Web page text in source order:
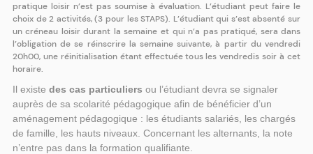
pratique loisir n’est pas soumise à évaluation. L’étudiant peut faire le
choix de 2 activités, (3 pour les STAPS). L’étudiant qui s’est absenté sur
un créneau loisir durant la semaine et qui n’a pas pratiqué, sera dans
l’obligation de se réinscrire la semaine suivante,à partir du vendredi
20h00, une réinitialisation étant effectuée tous les vendredis soir à cet
horaire.
Il existe des cas particuliers ou l’étudiant devra se signaler
auprès de sa scolarité pédagogique afin de bénéficier d’un
aménagement pédagogique : les étudiants salariés, les chargés
de famille, les hauts niveaux. Concernant les alternants, la note
n’entre pas dans la formation qualifiante.